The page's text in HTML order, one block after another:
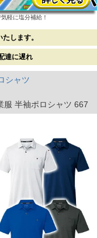
軽に塩分補給！
します。
達に遅れ
シャツ
服 半袖ポロシャツ 667